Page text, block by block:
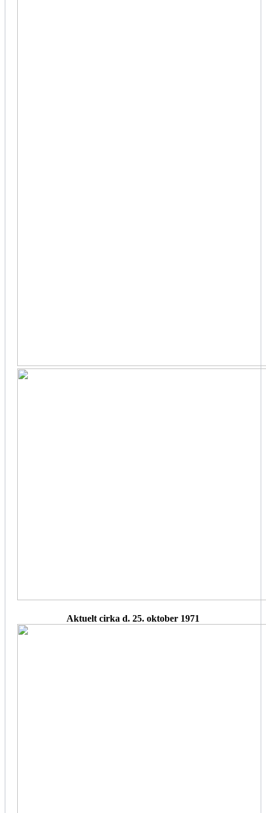
Aktuelt cirka d. 25. oktober 1971